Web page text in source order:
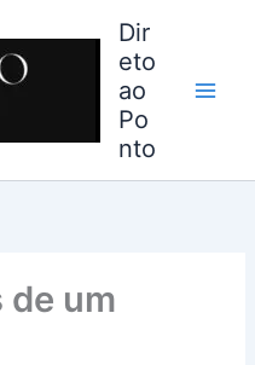
Dir
eto
ao
Po
nto
um